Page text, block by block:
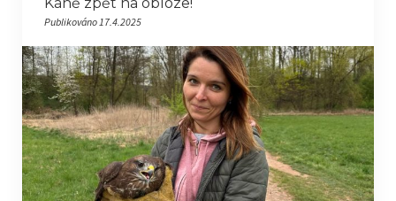
Publikováno 17.4.2025